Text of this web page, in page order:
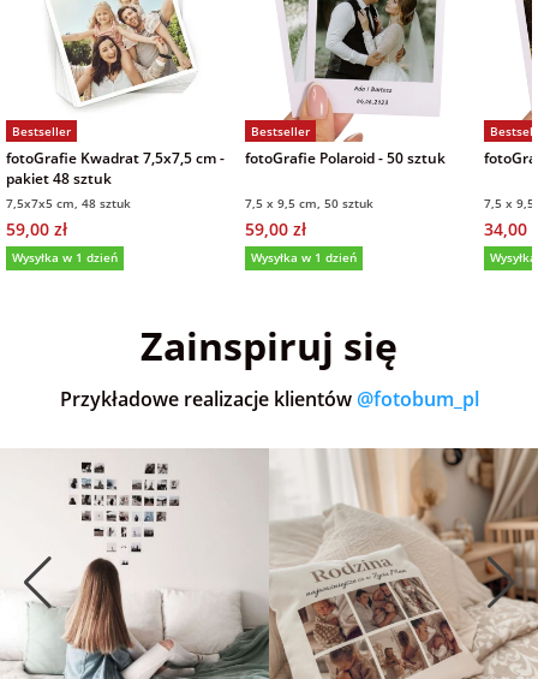
Bestseller
fotoGrafie Kwadrat 7,5x7,5 cm -
pakiet 48 sztuk
7,5x7x5 cm, 48 sztuk
59,00 zł
Wysyłka w 1 dzień
Bestseller
fotoGrafie Polaroid - 50 sztuk
7,5 x 9,5 cm, 50 sztuk
59,00 zł
Wysyłka w 1 dzień
7,5 x
34,00
Zainspiruj się
Przykładowe realizacje klientów @fotobum_pl